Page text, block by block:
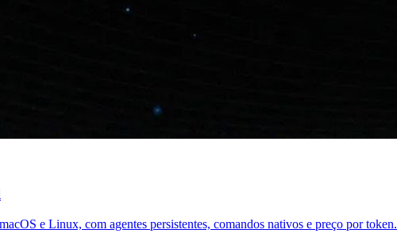
e Linux, com agentes persistentes, comandos nativos e preço por token.